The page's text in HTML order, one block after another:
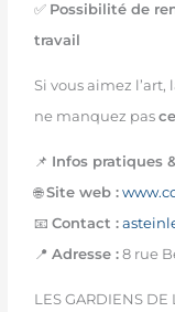
✅ Possibilité de
travail
Si vous aimez
ne manquez pas
📌 Infos pratiques
🌐Site web :
📧 Contact :
📍 Adresse :8 rue
LES GARDIENS DE